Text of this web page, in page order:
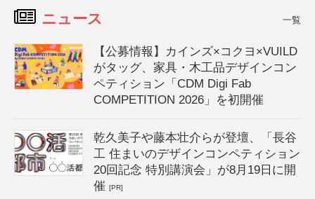
ニュース 一覧
【公募情報】カインズ×コクヨ×VUILD
がタッグ、家具・木工品デザインコン
ペティション「CDM Digi Fab
COMPETITION 2026」を初開催
乾久美子や藤本壮介らが登壇、「長谷
工 住まいのデザインコンペティション
20回記念 特別講演会」が8月19日に開
催[PR]